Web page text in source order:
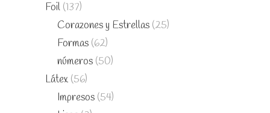
Foil (137)
Corazones y Estrellas (25)
Formas (62)
números (50)
Látex (56)
Impresos (54)